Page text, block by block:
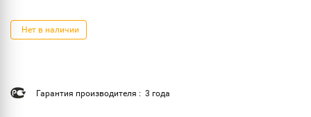
Нет в наличии
Гарантия производителя : 3 года